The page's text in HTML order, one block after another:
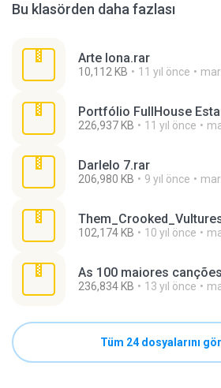
Bu klasörden daha fazlası
Arte lona.rar
10,112 KB 11 yıl önce
Portfólio FullHouse
226,937 KB 11 yıl önce
Darlelo 7.rar
206,980 KB 9 yıl önce
102,174 KB 10 yıl önce
236,834 KB 13 yıl önce
Tüm 24 dosyalarını